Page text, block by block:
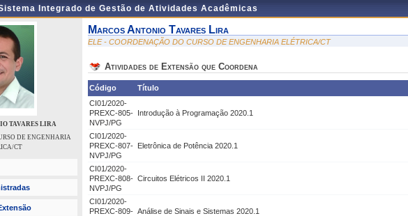
Integrado de Gestão de Atividades Acadêmicas
TAVARES LIRA
DE ENGENHARIA
CT
Marcos Antonio Tavares Lira
ELE - COORDENAÇÃO DO CURSO DE ENGENHARIA ELÉTRICA/CT
Atividades de Extensão que Coordena
Código
Título
CI01/2020-
PREXC-805-
NVPJ/PG
Introdução à Programação 2020.1
CI01/2020-
PREXC-807-
NVPJ/PG
Eletrônica de Potência 2020.1
CI01/2020-
PREXC-808-
NVPJ/PG
Circuitos Elétricos II 2020.1
CI01/2020-
PREXC-809- Análise de Sinais e Sistemas 2020.1